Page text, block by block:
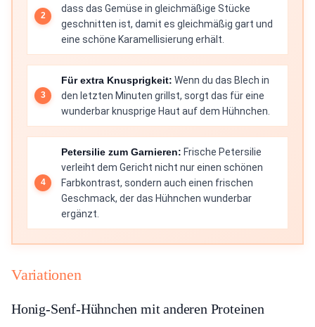
dass das Gemüse in gleichmäßige Stücke
geschnitten ist, damit es gleichmäßig gart und
eine schöne Karamellisierung erhält.
Für extra Knusprigkeit: Wenn du das Blech in
den letzten Minuten grillst, sorgt das für eine
wunderbar knusprige Haut auf dem Hühnchen.
Petersilie zum Garnieren: Frische Petersilie
verleiht dem Gericht nicht nur einen schönen
Farbkontrast, sondern auch einen frischen
Geschmack, der das Hühnchen wunderbar
ergänzt.
Variationen
Honig-Senf-Hühnchen mit anderen Proteinen